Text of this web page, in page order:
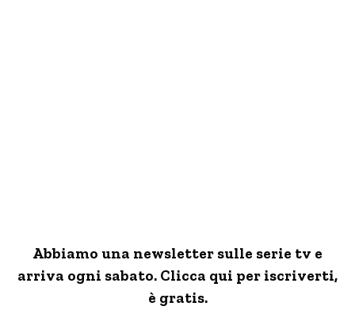
Abbiamo una newsletter sulle serie tv e
arriva ogni sabato. Clicca qui per iscriverti,
è gratis.